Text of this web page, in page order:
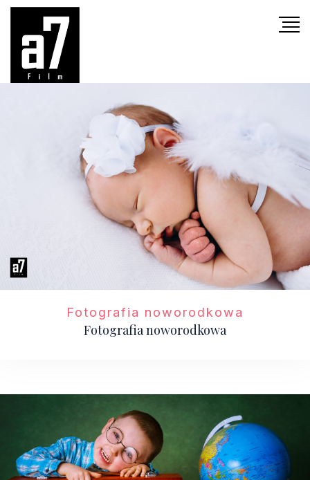
Fotografia noworodkowa
Fotografia noworodkowa